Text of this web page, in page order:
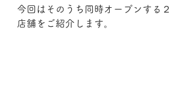
今回はそのうち同時オープンする２
店舗をご紹介します。